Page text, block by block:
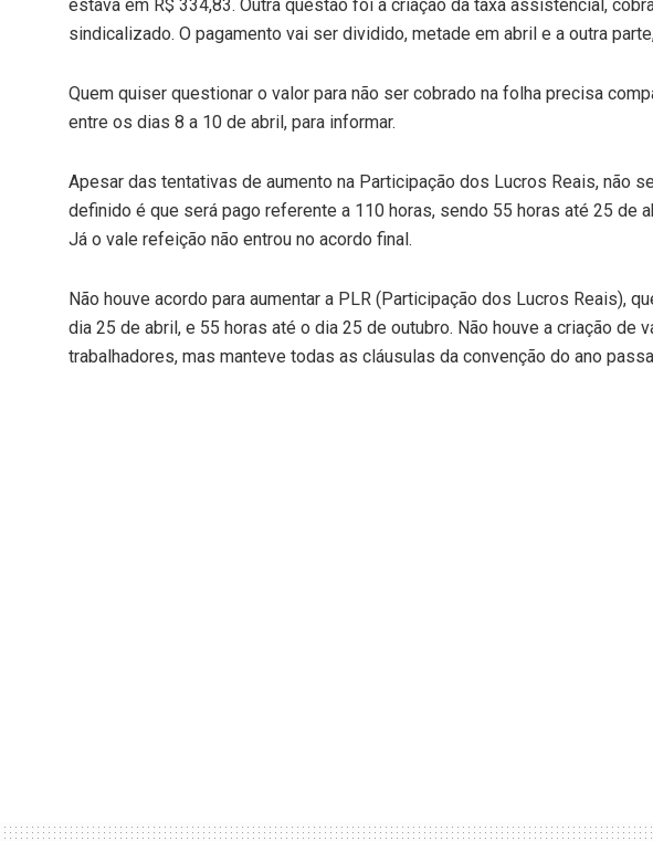
estava em R$ 334,83. Outra questão foi a criação da taxa assistencial,
sindicalizado. O pagamento vai ser dividido, metade em abril e a outra
Quem quiser questionar o valor para não ser cobrado na folha precisa
entre os dias 8 a 10 de abril, para informar.
Apesar das tentativas de aumento na Participação dos Lucros Reais, não
definido é que será pago referente a 110 horas, sendo 55 horas até 25 de
Já o vale refeição não entrou no acordo final.
Não houve acordo para aumentar a PLR (Participação dos Lucros Reais),
dia 25 de abril, e 55 horas até o dia 25 de outubro. Não houve a criação
trabalhadores, mas manteve todas as cláusulas da convenção do ano